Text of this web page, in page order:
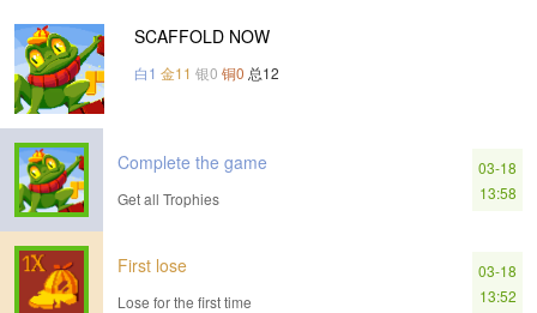
SCAFFOLD NOW
白1 金11 银0 铜0 总12
Complete the game
Get all Trophies
03-18
13:58
First lose
Lose for the first time
03-18
13:52